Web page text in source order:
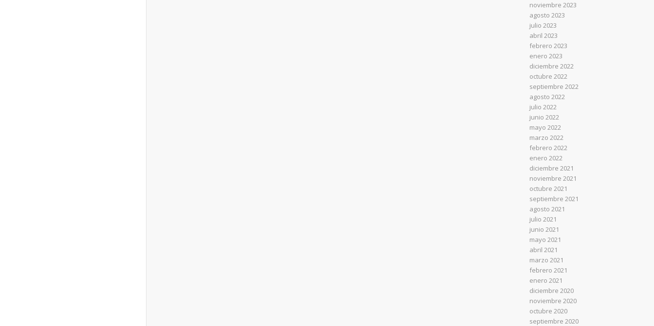
noviembre 2023
agosto 2023
julio 2023
abril 2023
febrero 2023
enero 2023
diciembre 2022
octubre 2022
septiembre 2022
agosto 2022
julio 2022
junio 2022
mayo 2022
marzo 2022
febrero 2022
enero 2022
diciembre 2021
noviembre 2021
octubre 2021
septiembre 2021
agosto 2021
julio 2021
junio 2021
mayo 2021
abril 2021
marzo 2021
febrero 2021
enero 2021
diciembre 2020
noviembre 2020
octubre 2020
septiembre 2020